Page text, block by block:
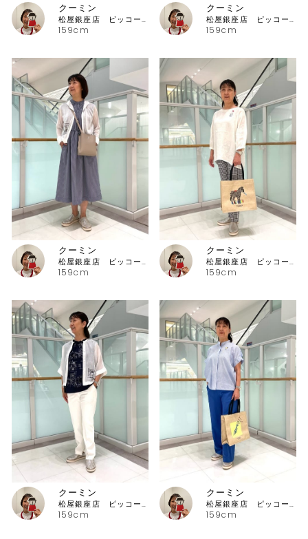
159cm
クーミン
松屋銀座店 ピッコーネ・ピッコーネクラブ
159cm
クーミン
松屋銀座店 ピッコーネ・ピッコーネクラブ
159cm
クーミン
松屋銀座店 ピッコーネ・ピッコーネクラブ
159cm
クーミン
松屋銀座店 ピッコーネ・ピッコーネクラブ
159cm
クーミン
松屋銀座店 ピッコーネ・ピッコーネクラブ
159cm
クーミン
松屋銀座店 ピッコーネ・ピッコーネクラブ